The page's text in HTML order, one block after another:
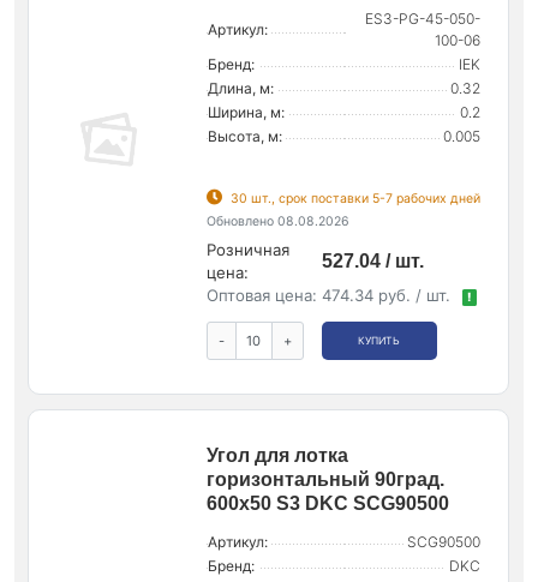
Артикул:
ES3-PG-45-050-
100-06
Бренд:
IEK
Длина, м:
0.32
Ширина, м:
0.2
Высота, м:
0.005
30 шт., срок поставки 5-7 рабочих дней
Обновлено 08.08.2026
Розничная
цена:
527.04 / шт.
Оптовая цена: 474.34 руб. / шт. !
- + КУПИТЬ
Угол для лотка
горизонтальный 90град.
600х50 S3 DKC SCG90500
Артикул:
SCG90500
Бренд:
DKC